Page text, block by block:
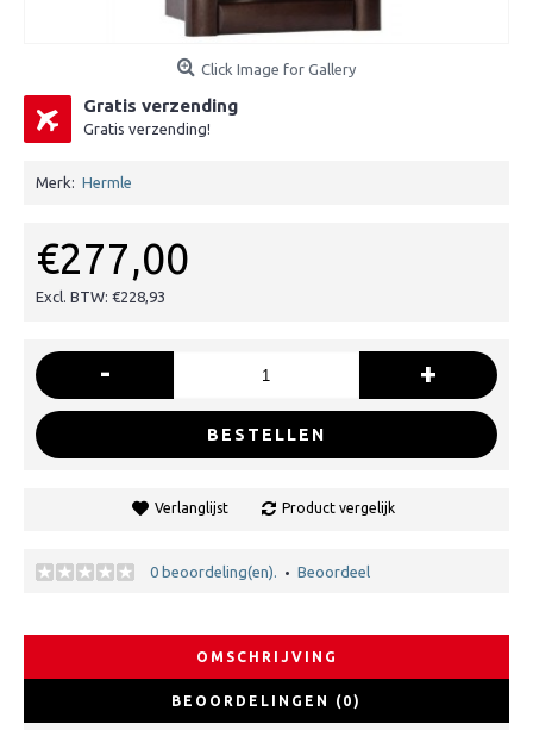
Click Image for Gallery
Gratis verzending
Gratis verzending!
Merk: Hermle
€277,00
Excl. BTW: €228,93
- +
BESTELLEN
Verlanglijst Product vergelijk
0 beoordeling(en). • Beoordeel
OMSCHRIJVING
BEOORDELINGEN (0)